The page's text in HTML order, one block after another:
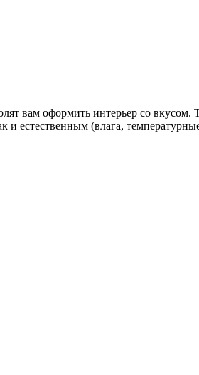
вам оформить интерьер со вкусом.
естественным (влага,